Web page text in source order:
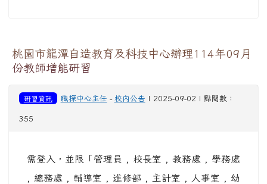
桃園市龍潭自造教育及科技中心辦理114年09月
份教師增能研習
研習資訊 職探中心主任 - 校內公告 | 2025-09-02 | 點閱數：
355
需登入，並限「管理員 , 校長室 , 教務處 , 學務處
, 總務處 , 輔導室 , 進修部 , 主計室 , 人事室 , 幼